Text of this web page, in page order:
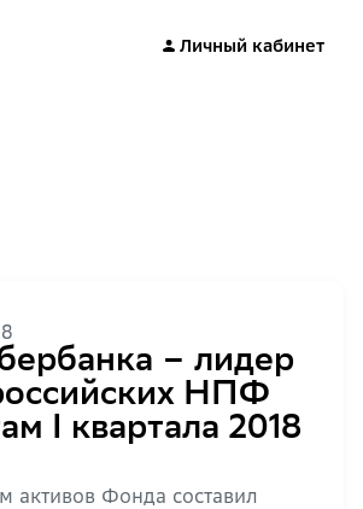
Личный кабинет
– лидер
НПФ
I квартала 2018
активов Фонда составил